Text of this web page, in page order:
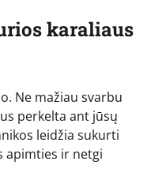
karaliaus
Ne mažiau svarbu
perkelta ant jūsų
leidžia sukurti
apimties ir netgi